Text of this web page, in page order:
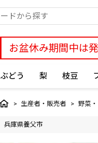
お盆休み期間中は
ぶどう 梨 枝豆
生産者・販売者 野菜
兵庫県養父市